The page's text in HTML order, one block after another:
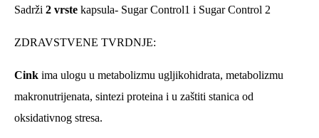
Sadrži 2 vrste kapsula- Sugar Control1 i Sugar Control 2
ZDRAVSTVENE TVRDNJE:
Cink ima ulogu u metabolizmu ugljikohidrata, metabolizmu
makronutrijenata, sintezi proteina i u zaštiti stanica od
oksidativnog stresa.